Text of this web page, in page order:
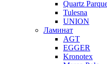
Quartz
Tulesna
UNION
Ламинат
AGT
EGGER
Kronotex